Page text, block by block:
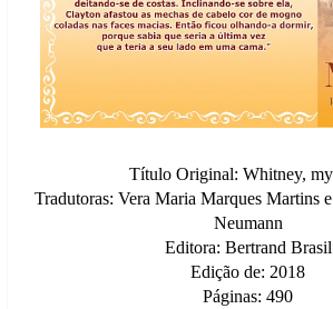
Título Original: Whitney,
Tradutoras: Vera Maria Marques Martins
Neumann
Editora: Bertrand Brasil
Edição de: 2018
Páginas: 490